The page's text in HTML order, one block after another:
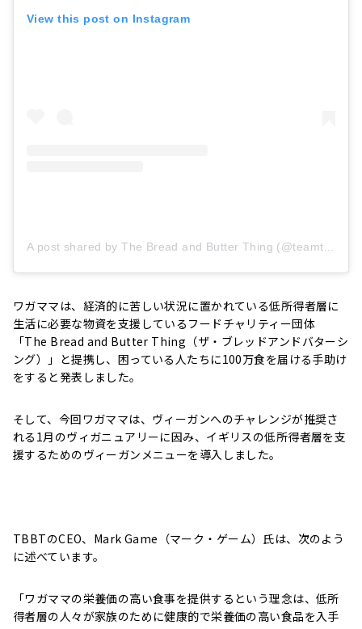
View this post on Instagram
A post shared by The Bread and Butter Thing (@teamtbbt)
ワガママは、経済的に苦しい状況に置かれている低所得者層に
生活に必要な物資を支援しているフードチャリティー団体
「The Bread and Butter Thing（ザ・ブレッドアンドバターシ
ング）」と提携し、困っている人たちに100万食を届ける手助け
をすると発表しました。
そして、今回ワガママは、ヴィーガンへのチャレンジが推奨さ
れる1月のヴィガニュアリーに因み、イギリスの低所得者層を支
援するためのヴィーガンメニューを導入しました。
TBBTのCEO、Mark Game（マーク・ゲーム）氏は、次のよう
に述べています。
「ワガママの栄養価の高い食事を提供するという理念は、低所
得者層の人々が家族のために健康的で栄養価の高い食品を入手